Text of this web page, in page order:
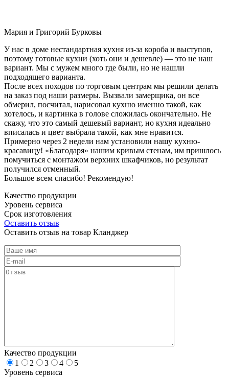
Мария и Григорий Бурковы
У нас в доме нестандартная кухня из-за короба и выступов,
поэтому готовые кухни (хоть они и дешевле) — это не наш
вариант. Мы с мужем много где были, но не нашли
подходящего варианта.
После всех походов по торговым центрам мы решили делать
на заказ под наши размеры. Вызвали замерщика, он все
обмерил, посчитал, нарисовал кухню именно такой, как
хотелось, и картинка в голове сложилась окончательно. Не
скажу, что это самый дешевый вариант, но кухня идеально
вписалась и цвет выбрала такой, как мне нравится.
Примерно через 2 недели нам установили нашу кухню-
красавицу! «Благодаря» нашим кривым стенам, им пришлось
помучиться с монтажом верхних шкафчиков, но результат
получился отменный.
Большое всем спасибо! Рекомендую!
Качество продукции
Уровень сервиса
Срок изготовления
Оставить отзыв
Оставить отзыв на товар Кланджер
Качество продукции
1
2 3 4
5
Уровень сервиса